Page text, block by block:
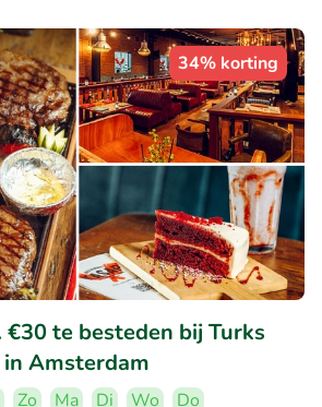
34% korting
€30 te besteden bij Turks
Amsterdam
Zo Ma Di Wo
Do